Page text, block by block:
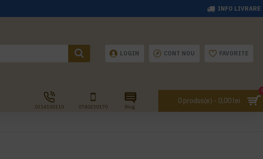
INFO LIVRARE
LOGIN CONT NOU FAVORITE
0314100110 0740230170 Blog
0 produs(e) - 0,00 lei